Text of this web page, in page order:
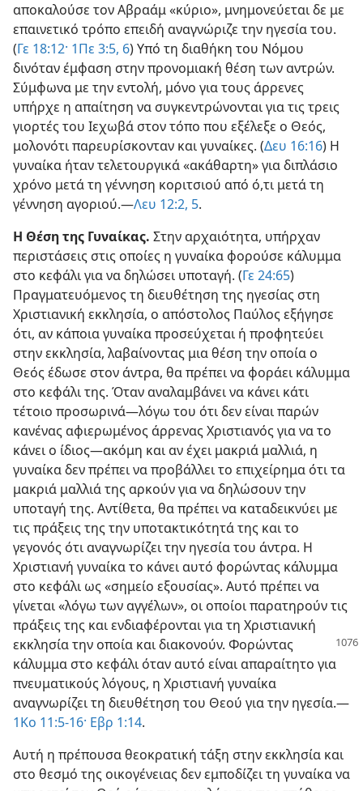
αποκαλούσε τον Αβραάμ «κύριο», μνημονεύεται δε με
επαινετικό τρόπο επειδή αναγνώριζε την ηγεσία του.
(Γε 18:12· 1Πε 3:5, 6) Υπό τη διαθήκη του Νόμου
δινόταν έμφαση στην προνομιακή θέση των αντρών.
Σύμφωνα με την εντολή, μόνο για τους άρρενες
υπήρχε η απαίτηση να συγκεντρώνονται για τις τρεις
γιορτές του Ιεχωβά στον τόπο που εξέλεξε ο Θεός,
μολονότι παρευρίσκονταν και γυναίκες. (Δευ 16:16) Η
γυναίκα ήταν τελετουργικά «ακάθαρτη» για διπλάσιο
χρόνο μετά τη γέννηση κοριτσιού από ό,τι μετά τη
γέννηση αγοριού.—Λευ 12:2, 5.
Η Θέση της Γυναίκας. Στην αρχαιότητα, υπήρχαν
περιστάσεις στις οποίες η γυναίκα φορούσε κάλυμμα
στο κεφάλι για να δηλώσει υποταγή. (Γε 24:65)
Πραγματευόμενος τη διευθέτηση της ηγεσίας στη
Χριστιανική εκκλησία, ο απόστολος Παύλος εξήγησε
ότι, αν κάποια γυναίκα προσεύχεται ή προφητεύει
στην εκκλησία, λαβαίνοντας μια θέση την οποία ο
Θεός έδωσε στον άντρα, θα πρέπει να φοράει κάλυμμα
στο κεφάλι της. Όταν αναλαμβάνει να κάνει κάτι
τέτοιο προσωρινά—λόγω του ότι δεν είναι παρών
κανένας αφιερωμένος άρρενας Χριστιανός για να το
κάνει ο ίδιος—ακόμη και αν έχει μακριά μαλλιά, η
γυναίκα δεν πρέπει να προβάλλει το επιχείρημα ότι τα
μακριά μαλλιά της αρκούν για να δηλώσουν την
υποταγή της. Αντίθετα, θα πρέπει να καταδεικνύει με
τις πράξεις της την υποτακτικότητά της και το
γεγονός ότι αναγνωρίζει την ηγεσία του άντρα. Η
Χριστιανή γυναίκα το κάνει αυτό φορώντας κάλυμμα
στο κεφάλι ως «σημείο εξουσίας». Αυτό πρέπει να
γίνεται «λόγω των αγγέλων», οι οποίοι παρατηρούν τις
πράξεις της και ενδιαφέρονται για τη Χριστιανική
εκκλησία την οποία και διακονούν. Φορώντας
κάλυμμα στο κεφάλι όταν αυτό είναι απαραίτητο για
πνευματικούς λόγους, η Χριστιανή γυναίκα
αναγνωρίζει τη διευθέτηση του Θεού για την ηγεσία.—
1Κο 11:5-16· Εβρ 1:14.
Αυτή η πρέπουσα θεοκρατική τάξη στην εκκλησία και
στο θεσμό της οικογένειας δεν εμποδίζει τη γυναίκα να